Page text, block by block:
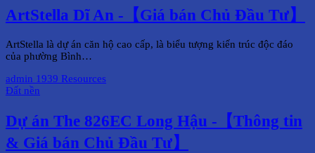
ArtStella Dĩ An -【Giá bán Chủ Đầu Tư】
ArtStella là dự án căn hộ cao cấp, là biểu tượng kiến trúc độc đáo
của phường Bình…
admin 1939 Resources
Đất nền
Dự án The 826EC Long Hậu -【Thông tin
& Giá bán Chủ Đầu Tư】